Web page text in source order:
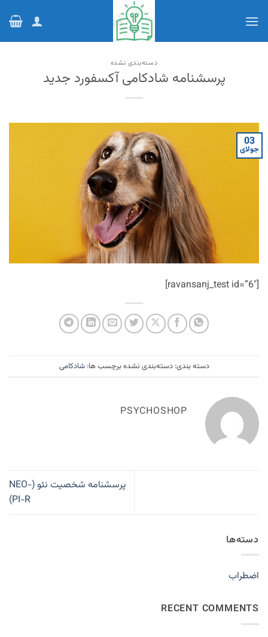
دسته‌بندی نشده
پرسشنامه شادکامی آکسفورد جدید
03
جولای
[ravansanj_test id=”6″]
دسته بندی: دسته‌بندی نشده برچسب ها:شادکامی
PSYCHOSHOP
پرسشنامه شخصیت نئو (NEO-
PI-R)
دسته‌ها
اضطراب
RECENT COMMENTS